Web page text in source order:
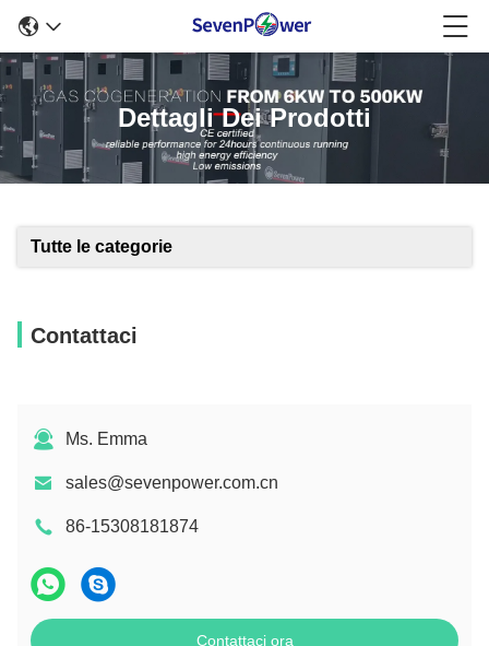
Dettagli Dei Prodotti
Tutte le categorie
Contattaci
Ms. Emma
sales@sevenpower.com.cn
86-15308181874
Contattaci ora